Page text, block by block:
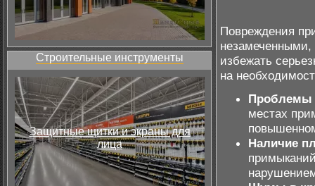
Строительные инструменты
Защитные щитки и экраны для
лица
Повреждения
незамеченными,
избежать
на
Проблемы
местах
Наличие